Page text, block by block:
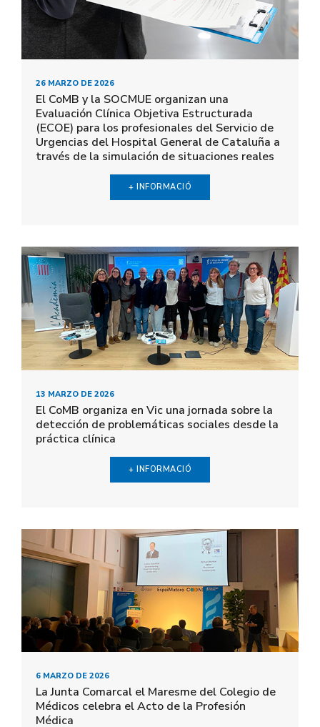
26 MARZO DE 2026
El CoMB y la SOCMUE organizan una
Evaluación Clínica Objetiva Estructurada
(ECOE) para los profesionales del Servicio de
Urgencias del Hospital General de Cataluña a
través de la simulación de situaciones reales
+ INFORMACIÓ
13 MARZO DE 2026
El CoMB organiza en Vic una jornada sobre la
detección de problemáticas sociales desde la
práctica clínica
+ INFORMACIÓ
6 MARZO DE 2026
La Junta Comarcal el Maresme del Colegio de
Médicos celebra el Acto de la Profesión
Médica